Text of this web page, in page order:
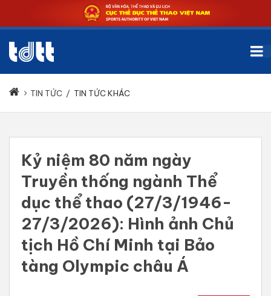
TIN TỨC / TIN TỨC KHÁC
Kỷ niệm 80 năm ngày
Truyền thống ngành Thể
dục thể thao (27/3/1946-
27/3/2026): Hình ảnh Chủ
tịch Hồ Chí Minh tại Bảo
tàng Olympic châu Á